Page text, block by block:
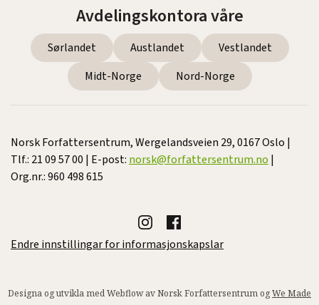
Avdelingskontora våre
Sørlandet Austlandet
Vestlandet
Midt-Norge
Nord-Norge
Norsk Forfattersentrum, Wergelandsveien 29, 0167 Oslo |
Tlf.: 21 09 57 00 | E-post: norsk@forfattersentrum.no |
Org.nr.: 960 498 615
Endre innstillingar for informasjonskapslar
Designa og utvikla med Webflow av Norsk Forfattersentrum ogWe Made